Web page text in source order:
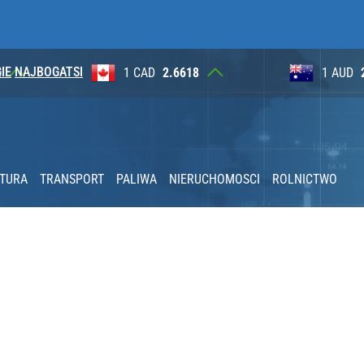
NAJBOGATSI
roku?
1 AUD 2.6265 100
TRANSPORT PALIWA NIERUCHOMOSCI ROLNICTWO